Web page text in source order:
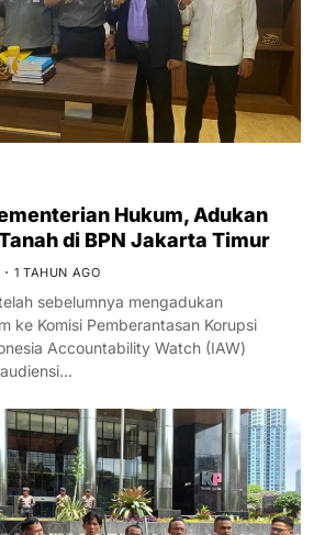
Hukum, Adukan
di BPN Jakarta Timur
1 TAHUN AGO
sebelumnya mengadukan
ke Komisi Pemberantasan Korupsi
Accountability Watch (IAW)